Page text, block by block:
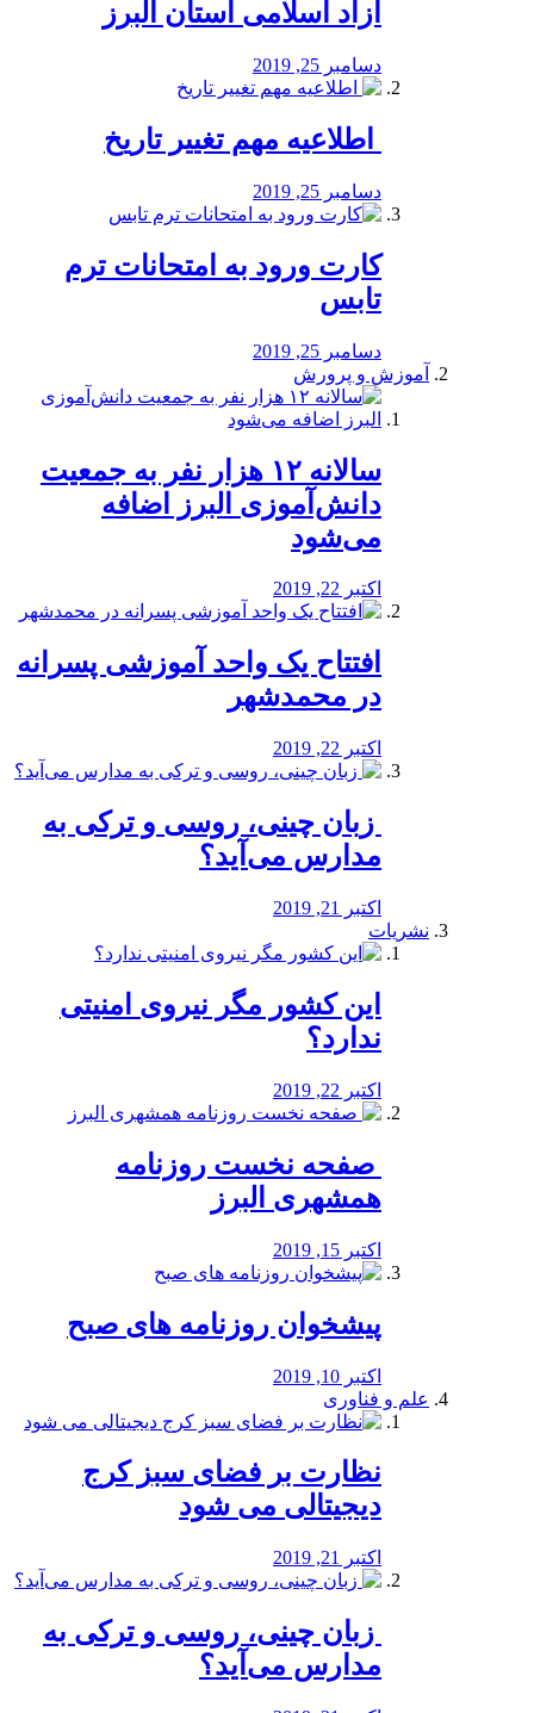
آزاد اسلامی استان البرز
دسامبر 25, 2019
️ اطلاعیه مهم تغییر تاریخ
دسامبر 25, 2019
کارت ورود به امتحانات ترم
تابس
دسامبر 25, 2019
آموزش و پرورش
️سالانه ۱۲ هزار نفر به جمعیت
دانش‌آموزی البرز اضافه
می‌شود
اکتبر 22, 2019
افتتاح یک واحد آموزشی پسرانه
در محمدشهر
اکتبر 22, 2019
️ زبان چینی، روسی و ترکی به
مدارس می‌آید؟
اکتبر 21, 2019
نشریات
این کشور مگر نیروی امنیتی
ندارد؟
اکتبر 22, 2019
️ صفحه نخست روزنامه‌
همشهری البرز
اکتبر 15, 2019
پیشخوان روزنامه های صبح
اکتبر 10, 2019
علم و فناوری
نظارت بر فضای سبز کرج
دیجیتالی می شود
اکتبر 21, 2019
️ زبان چینی، روسی و ترکی به
مدارس می‌آید؟